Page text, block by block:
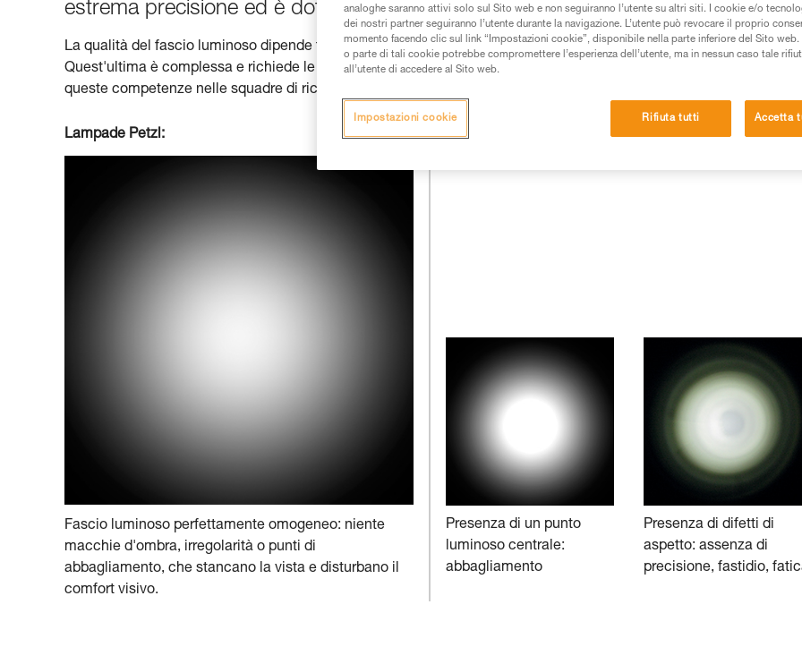
estrema precisione ed è dotata di componenti di eccellente qualità.
La qualità del fascio luminoso dipende totalmente da quella dei led e dal lavoro realizzato sull'ottica utilizzata.
Quest'ultima è complessa e richiede le conoscenze di un ingegnere ottico. Petzl ha scelto da tempo di integrare
queste competenze nelle squadre di ricerca, lavorando anche in stretta collaborazione con laboratori esterni.
Lampade Petzl:
Fascio luminoso perfettamente omogeneo: niente
macchie d'ombra, irregolarità o punti di
abbagliamento, che stancano la vista e disturbano il
comfort visivo.
I fasci luminosi di altre lampade:
Presenza di un punto
luminoso centrale:
abbagliamento
Presenza di difetti di
aspetto: assenza di
precisione, fastidio,
analoghe saranno attivi solo sul Sito web e non seguiranno l’utente su altri siti. I cookie e/o
dei nostri partner seguiranno l’utente durante la navigazione. L’utente può revocare il proprio
momento facendo clic sul link “Impostazioni cookie”, disponibile nella parte inferiore del Sito
o parte di tali cookie potrebbe compromettere l’esperienza dell’utente, ma in nessun caso tale
all’utente di accedere al Sito web.
Rifiuta tutti Accetta
Impostazioni cookie